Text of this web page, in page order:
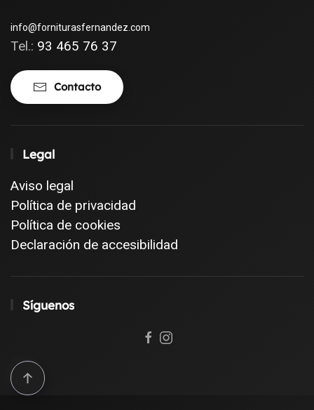
info@forniturasfernandez.com
Tel.: 93 465 76 37
Contacto
Legal
Aviso legal
Política de privacidad
Política de cookies
Declaración de accesibilidad
Síguenos